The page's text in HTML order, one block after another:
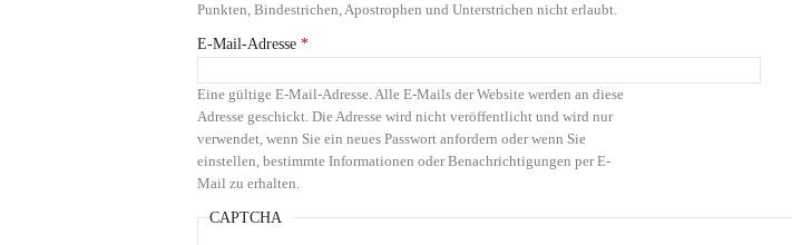
Punkten, Bindestrichen, Apostrophen und Unterstrichen nicht erlaubt.
E-Mail-Adresse *
Eine gültige E-Mail-Adresse. Alle E-Mails der Website werden an diese
Adresse geschickt. Die Adresse wird nicht veröffentlicht und wird nur
verwendet, wenn Sie ein neues Passwort anfordern oder wenn Sie
einstellen, bestimmte Informationen oder Benachrichtigungen per E-
Mail zu erhalten.
CAPTCHA